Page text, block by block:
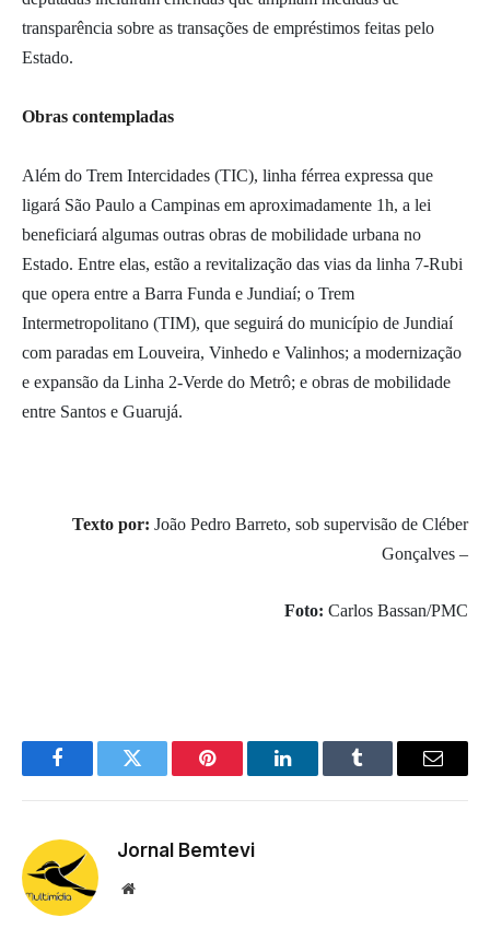
transparência sobre as transações de empréstimos feitas pelo
Estado.
Obras contempladas
Além do Trem Intercidades (TIC), linha férrea expressa que
ligará São Paulo a Campinas em aproximadamente 1h, a lei
beneficiará algumas outras obras de mobilidade urbana no
Estado. Entre elas, estão a revitalização das vias da linha 7-Rubi
que opera entre a Barra Funda e Jundiaí; o Trem
Intermetropolitano (TIM), que seguirá do município de Jundiaí
com paradas em Louveira, Vinhedo e Valinhos; a modernização
e expansão da Linha 2-Verde do Metrô; e obras de mobilidade
entre Santos e Guarujá.
Texto por: João Pedro Barreto, sob supervisão de Cléber
Gonçalves –
Foto: Carlos Bassan/PMC
FacebookTwitter Pinterest LinkedInTumblr Email
Jornal Bemtevi
Website